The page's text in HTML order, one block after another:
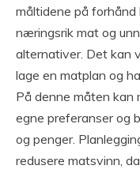
måltidene på forhånd
næringsrik mat og
alternativer. Det kan
lage en matplan og
På denne måten kan
egne preferanser og
og penger.
redusere matsvinn,